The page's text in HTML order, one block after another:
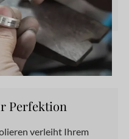
Perfektion
verleiht Ihrem